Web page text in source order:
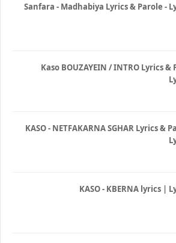
Sanfara - Madhabiya Lyrics & Parole -
Kaso BOUZAYEIN / INTRO Lyrics &
KASO - NETFAKARNA SGHAR Lyrics &
KASO - KBERNA lyrics |